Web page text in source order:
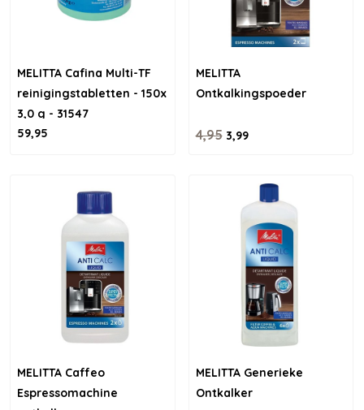
MELITTA Cafina Multi-TF
reinigingstabletten - 150x
3,0 g - 31547
59,95
MELITTA
Ontkalkingspoeder
4,953,99
MELITTA Caffeo
Espressomachine
MELITTA Generieke
Ontkalker